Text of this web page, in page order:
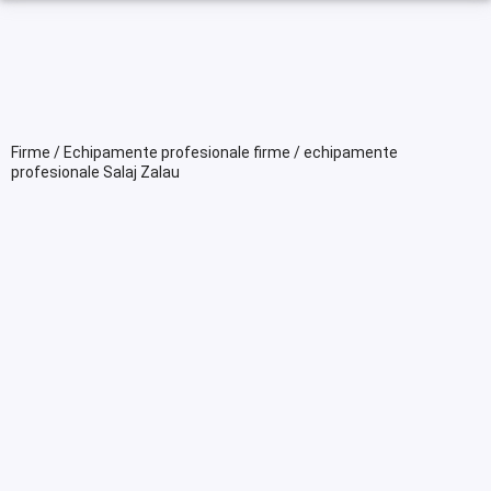
Firme / Echipamente profesionale firme / echipamente
profesionale Salaj Zalau